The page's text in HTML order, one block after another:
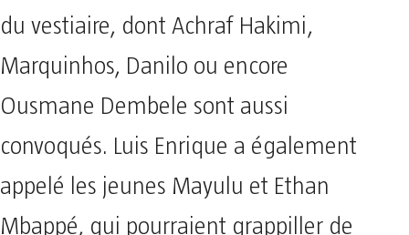
du vestiaire, dont Achraf Hakimi,
Marquinhos, Danilo ou encore
Ousmane Dembele sont aussi
convoqués. Luis Enrique a également
appelé les jeunes Mayulu et Ethan
Mbappé, qui pourraient grappiller de